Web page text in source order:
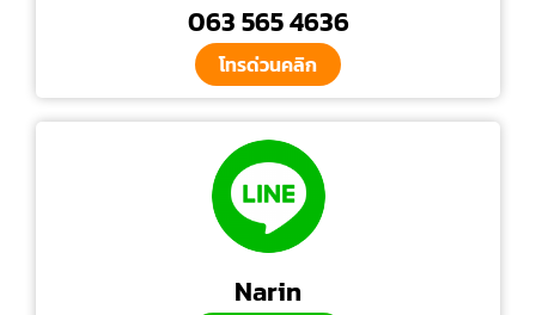
063 565 4636
โทรด่วนคลิก
Narin